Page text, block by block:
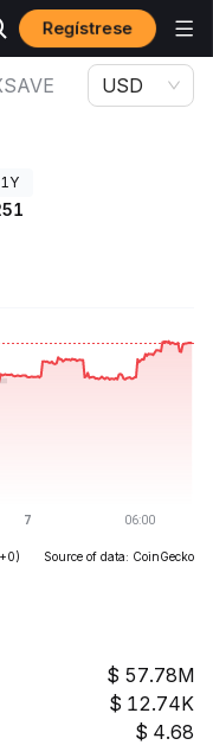
Regístrese
Saving FXSAVE
USD
1Y
Source of data: CoinGecko
57.78M
12.74K
4.68